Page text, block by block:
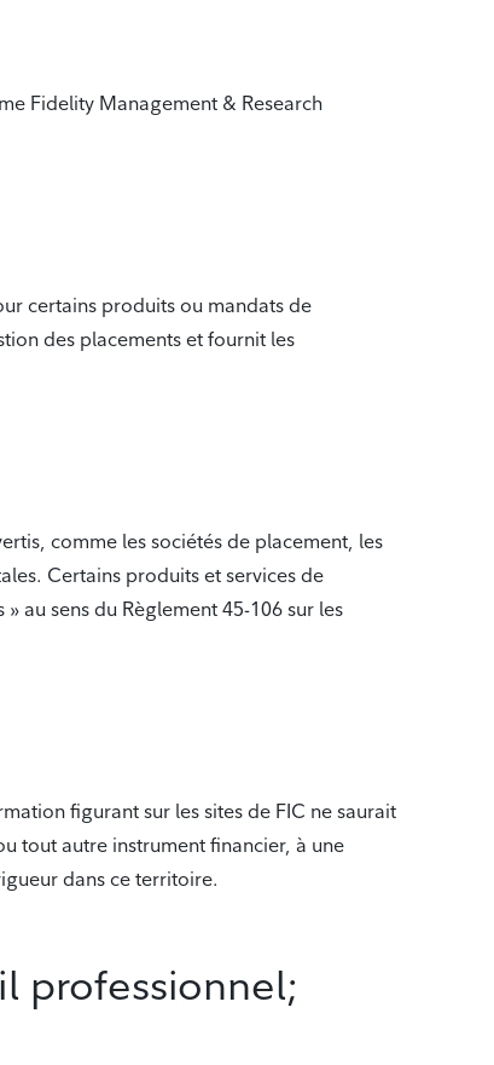
Fidelity Management & Research
certains produits ou mandats de
des placements et fournit les
comme les sociétés de placement, les
Certains produits et services de
au sens du Règlement 45-106 sur les
figurant sur les sites de FIC ne saurait
tout autre instrument financier, à une
dans ce territoire.
professionnel;